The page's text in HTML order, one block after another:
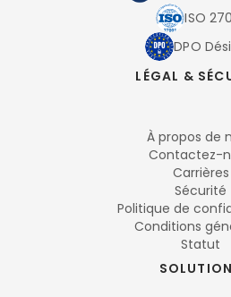
ISO
DPO
LÉGAL &
À propos de
Contactez-
Carrières
Sécurité
Politique de
Conditions
Statut